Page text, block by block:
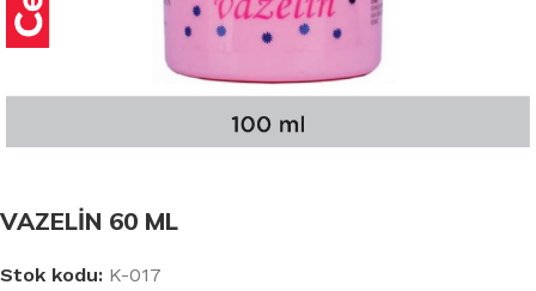
VAZELİN 60 ML
Stok kodu: K-017